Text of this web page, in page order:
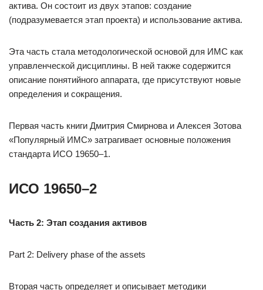
актива. Он состоит из двух этапов: создание
(подразумевается этап проекта) и использование актива.
Эта часть стала методологической основой для ИМС как
управленческой дисциплины. В ней также содержится
описание понятийного аппарата, где присутствуют новые
определения и сокращения.
Первая часть книги Дмитрия Смирнова и Алексея Зотова
«Популярный ИМС» затрагивает основные положения
стандарта ИСО 19650–1.
ИСО 19650–2
Часть 2: Этап создания активов
Part 2: Delivery phase of the assets
Вторая часть определяет и описывает методики